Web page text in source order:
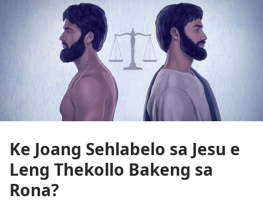
Ke Joang Sehlabelo sa Jesu e
Leng Thekollo Bakeng sa
Rona?